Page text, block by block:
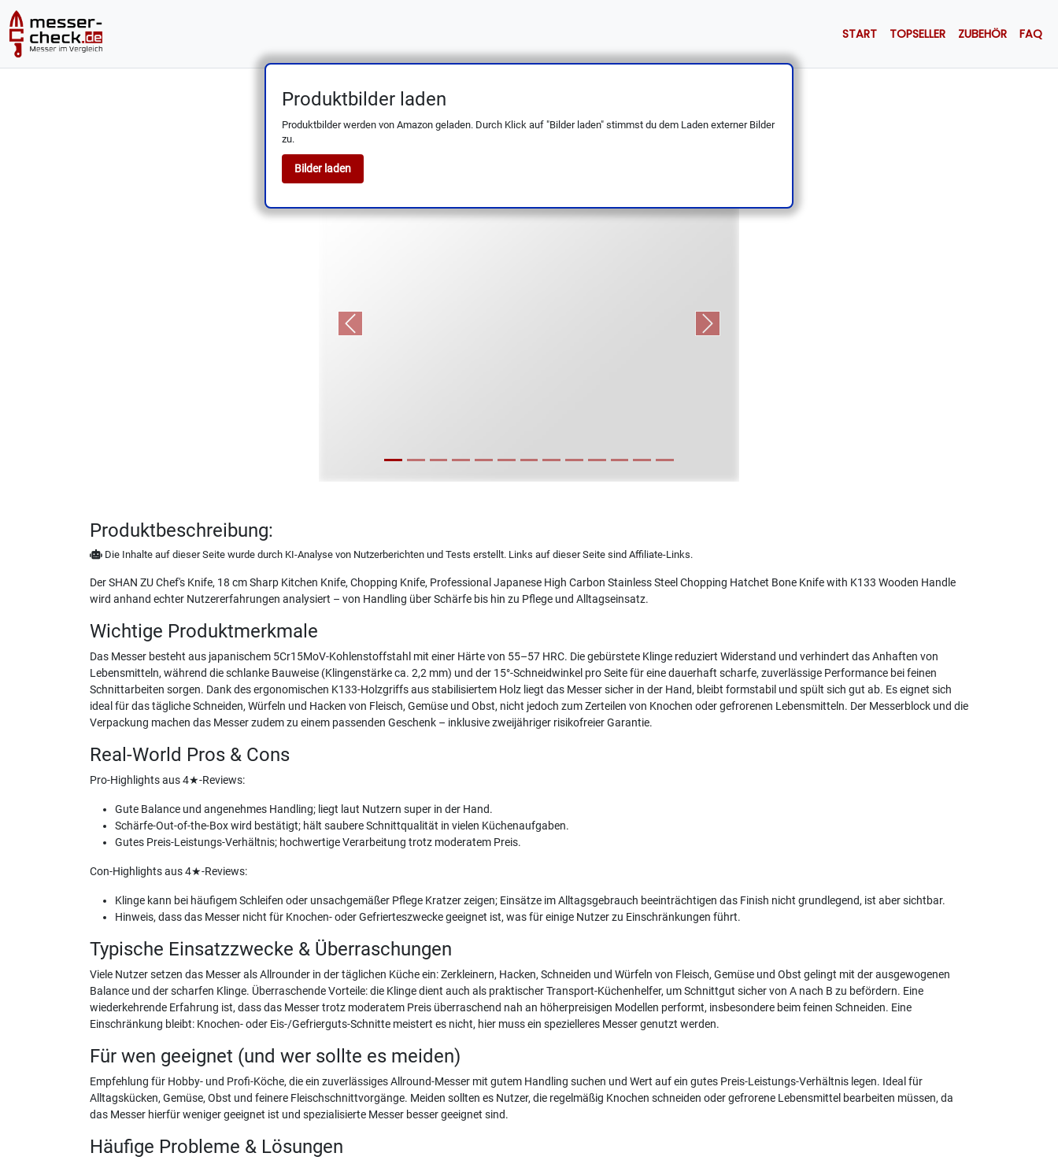
Produktbilder laden
Produktbilder werden von Amazon geladen. Durch Klick auf "Bilder laden" stimmst du dem Laden externer Bilder
zu.
Bilder laden
START TOPSELLER ZUBEHÖR FAQ
SHAN ZU 18 cm Chef's Knife – scharf, leicht, Allround
Previous Next
Produktbeschreibung:
Die Inhalte auf dieser Seite wurde durch KI-Analyse von Nutzerberichten und Tests erstellt. Links auf dieser Seite sind Affiliate-Links.
Der SHAN ZU Chef's Knife, 18 cm Sharp Kitchen Knife, Chopping Knife, Professional Japanese High Carbon Stainless Steel Chopping Hatchet Bone Knife with K133 Wooden Handle
wird anhand echter Nutzererfahrungen analysiert – von Handling über Schärfe bis hin zu Pflege und Alltagseinsatz.
Wichtige Produktmerkmale
Das Messer besteht aus japanischem 5Cr15MoV-Kohlenstoffstahl mit einer Härte von 55–57 HRC. Die gebürstete Klinge reduziert Widerstand und verhindert das Anhaften von
Lebensmitteln, während die schlanke Bauweise (Klingenstärke ca. 2,2 mm) und der 15°-Schneidwinkel pro Seite für eine dauerhaft scharfe, zuverlässige Performance bei feinen
Schnittarbeiten sorgen. Dank des ergonomischen K133-Holzgriffs aus stabilisiertem Holz liegt das Messer sicher in der Hand, bleibt formstabil und spült sich gut ab. Es eignet sich
ideal für das tägliche Schneiden, Würfeln und Hacken von Fleisch, Gemüse und Obst, nicht jedoch zum Zerteilen von Knochen oder gefrorenen Lebensmitteln. Der Messerblock und die
Verpackung machen das Messer zudem zu einem passenden Geschenk – inklusive zweijähriger risikofreier Garantie.
Real-World Pros & Cons
Pro-Highlights aus 4★-Reviews:
Gute Balance und angenehmes Handling; liegt laut Nutzern super in der Hand.
Schärfe-Out-of-the-Box wird bestätigt; hält saubere Schnittqualität in vielen Küchenaufgaben.
Gutes Preis-Leistungs-Verhältnis; hochwertige Verarbeitung trotz moderatem Preis.
Con-Highlights aus 4★-Reviews:
Klinge kann bei häufigem Schleifen oder unsachgemäßer Pflege Kratzer zeigen; Einsätze im Alltagsgebrauch beeinträchtigen das Finish nicht grundlegend, ist aber sichtbar.
Hinweis, dass das Messer nicht für Knochen- oder Gefrierteszwecke geeignet ist, was für einige Nutzer zu Einschränkungen führt.
Typische Einsatzzwecke & Überraschungen
Viele Nutzer setzen das Messer als Allrounder in der täglichen Küche ein: Zerkleinern, Hacken, Schneiden und Würfeln von Fleisch, Gemüse und Obst gelingt mit der ausgewogenen
Balance und der scharfen Klinge. Überraschende Vorteile: die Klinge dient auch als praktischer Transport-Küchenhelfer, um Schnittgut sicher von A nach B zu befördern. Eine
wiederkehrende Erfahrung ist, dass das Messer trotz moderatem Preis überraschend nah an höherpreisigen Modellen performt, insbesondere beim feinen Schneiden. Eine
Einschränkung bleibt: Knochen- oder Eis-/Gefrierguts-Schnitte meistert es nicht, hier muss ein spezielleres Messer genutzt werden.
Für wen geeignet (und wer sollte es meiden)
Empfehlung für Hobby- und Profi-Köche, die ein zuverlässiges Allround-Messer mit gutem Handling suchen und Wert auf ein gutes Preis-Leistungs-Verhältnis legen. Ideal für
Alltagskücken, Gemüse, Obst und feinere Fleischschnittvorgänge. Meiden sollten es Nutzer, die regelmäßig Knochen schneiden oder gefrorene Lebensmittel bearbeiten müssen, da
das Messer hierfür weniger geeignet ist und spezialisierte Messer besser geeignet sind.
Häufige Probleme & Lösungen